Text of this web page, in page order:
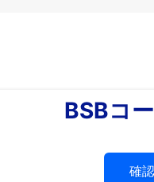
BSBコ
確